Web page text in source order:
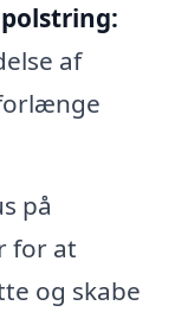
af
på
for at
og skabe